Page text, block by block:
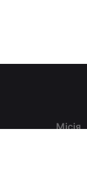
Місія